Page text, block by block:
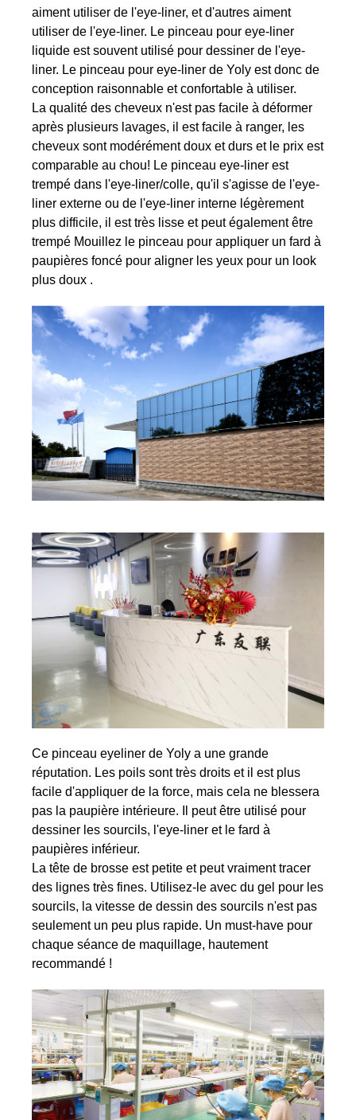
aiment utiliser de l'eye-liner, et d'autres aiment
utiliser de l'eye-liner. Le pinceau pour eye-liner
liquide est souvent utilisé pour dessiner de l'eye-
liner. Le pinceau pour eye-liner de Yoly est donc de
conception raisonnable et confortable à utiliser.
La qualité des cheveux n'est pas facile à déformer
après plusieurs lavages, il est facile à ranger, les
cheveux sont modérément doux et durs et le prix est
comparable au chou! Le pinceau eye-liner est
trempé dans l'eye-liner/colle, qu'il s'agisse de l'eye-
liner externe ou de l'eye-liner interne légèrement
plus difficile, il est très lisse et peut également être
trempé Mouillez le pinceau pour appliquer un fard à
paupières foncé pour aligner les yeux pour un look
plus doux .
Ce pinceau eyeliner de Yoly a une grande
réputation. Les poils sont très droits et il est plus
facile d'appliquer de la force, mais cela ne blessera
pas la paupière intérieure. Il peut être utilisé pour
dessiner les sourcils, l'eye-liner et le fard à
paupières inférieur.
La tête de brosse est petite et peut vraiment tracer
des lignes très fines. Utilisez-le avec du gel pour les
sourcils, la vitesse de dessin des sourcils n'est pas
seulement un peu plus rapide. Un must-have pour
chaque séance de maquillage, hautement
recommandé !